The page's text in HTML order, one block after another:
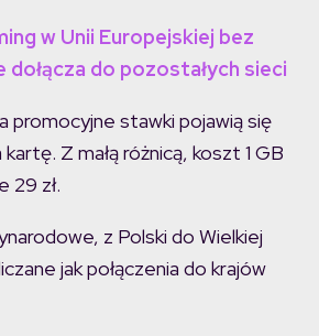
w Unii Europejskiej bez
dołącza do pozostałych sieci
promocyjne stawki pojawią się
Z małą różnicą, koszt 1 GB
29 zł.
z Polski do Wielkiej
jak połączenia do krajów